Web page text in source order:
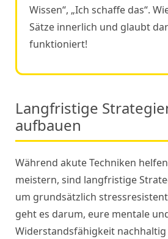
Wissen“, „Ich schaffe das“.
Sätze innerlich und glaubt
funktioniert!
Langfristige
aufbauen
Während akute Techniken
meistern, sind langfristige
um grundsätzlich
geht es darum, eure mentale
Widerstandsfähigkeit